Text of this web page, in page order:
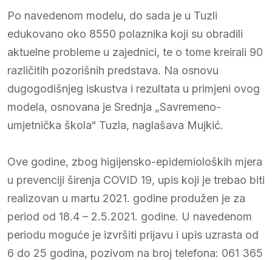
Po navedenom modelu, do sada je u Tuzli
edukovano oko 8550 polaznika koji su obradili
aktuelne probleme u zajednici, te o tome kreirali 90
različitih pozorišnih predstava. Na osnovu
dugogodišnjeg iskustva i rezultata u primjeni ovog
modela, osnovana je Srednja „Savremeno-
umjetnička škola“ Tuzla, naglašava Mujkić.
Ove godine, zbog higijensko-epidemioloških mjera
u prevenciji širenja COVID 19, upis koji je trebao biti
realizovan u martu 2021. godine produžen je za
period od 18.4 – 2.5.2021. godine. U navedenom
periodu moguće je izvršiti prijavu i upis uzrasta od
6 do 25 godina, pozivom na broj telefona: 061 365